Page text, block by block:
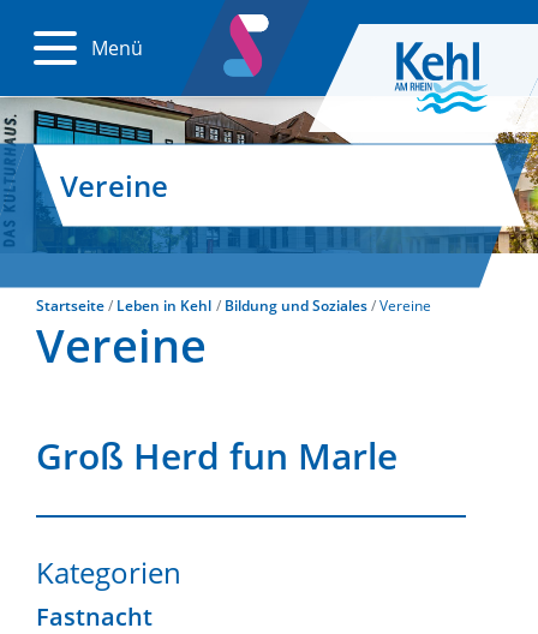
Menü
Vereine
Startseite Leben in Kehl Bildung und Soziales Vereine
Vereine
Groß Herd fun Marle
Kategorien
Fastnacht